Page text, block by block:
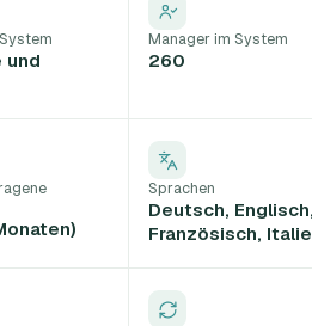
und
Manager im System
260
Sprachen
Deutsch, Englisch,
Französisch,